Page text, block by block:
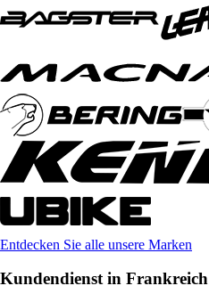
Entdecken Sie alle unsere Marken
Kundendienst in Frankreich